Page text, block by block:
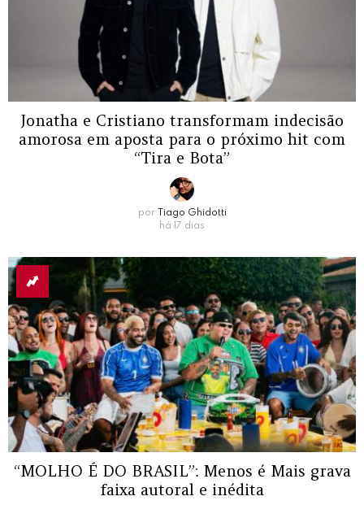
Jonatha e Cristiano transformam indecisão
amorosa em aposta para o próximo hit com
“Tira e Bota”
por
Tiago Ghidotti
há 17 dias
“MOLHO É DO BRASIL”: Menos é Mais grava
faixa autoral e inédita